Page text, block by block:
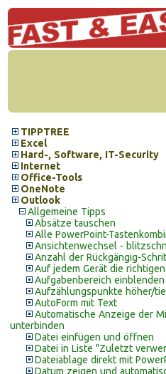
TIPPTREE
Excel
Hard-, Software, IT-Security
Internet
Office-Tools
OneNote
Outlook
Allgemeine Tipps
Absätze tauschen
Alle PowerPoint-
Ansichtenwechsel -
Anzahl der Rückgängig-
Auf jedem Gerät die
Aufgabenbereich einblenden
Aufzählungspunkte höher/
AutoForm mit Text
Automatische Anzeige der
unterbinden
Datei einfügen und öffnen
Datei in Liste "Zuletzt
Dateiablage direkt mit
Datum zeigen und